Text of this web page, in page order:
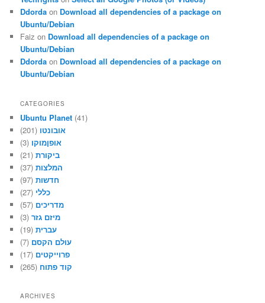
Ddorda on Download all dependencies of a package on
Ubuntu/Debian
Faiz on Download all dependencies of a package on
Ubuntu/Debian
Ddorda on Download all dependencies of a package on
Ubuntu/Debian
CATEGORIES
Ubuntu Planet (41)
אובונטו (201)
אופןמוקו (3)
ביקורת(21)
המלצות(37)
חדשות(97)
כללי (27)
מדריכים (57)
מיזם גזר(3)
עברית(19)
עולם הקסם (7)
פרוייקטים (17)
קוד פתוח (265)
ARCHIVES